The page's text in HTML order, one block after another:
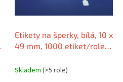
Etikety na šperky, bílá, 10 x
49 mm, 1000 etiket/role,
Skladem (>5 role)